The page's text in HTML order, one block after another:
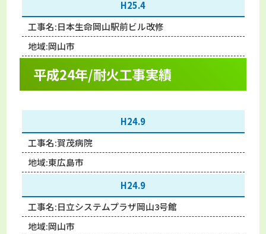
H25.4
工事名:日本生命岡山駅前ビル改修
地域:岡山市
平成24年/耐火工事実績
H24.9
工事名:賀茂病院
地域:東広島市
H24.9
工事名:日立システムプラザ岡山3号館
地域:岡山市